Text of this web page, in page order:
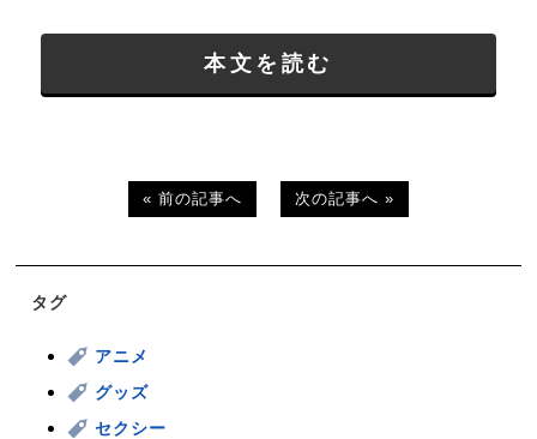
本文を読む
« 前の記事へ 次の記事へ »
タグ
アニメ
グッズ
セクシー